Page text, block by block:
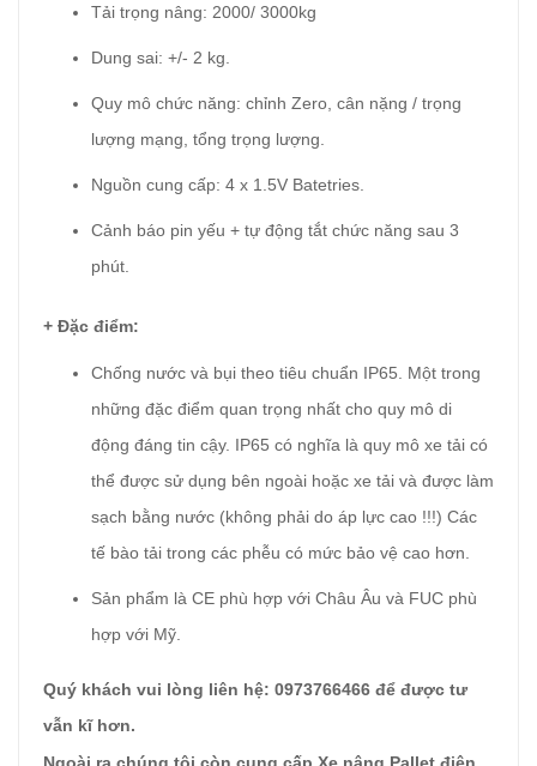
Tải trọng nâng: 2000/ 3000kg
Dung sai: +/- 2 kg.
Quy mô chức năng: chỉnh Zero, cân nặng / trọng
lượng mạng, tổng trọng lượng.
Nguồn cung cấp: 4 x 1.5V Batetries.
Cảnh báo pin yếu + tự động tắt chức năng sau 3
phút.
+ Đặc điểm:
Chống nước và bụi theo tiêu chuẩn IP65. Một trong
những đặc điểm quan trọng nhất cho quy mô di
động đáng tin cậy. IP65 có nghĩa là quy mô xe tải có
thể được sử dụng bên ngoài hoặc xe tải và được làm
sạch bằng nước (không phải do áp lực cao !!!) Các
tế bào tải trong các phễu có mức bảo vệ cao hơn.
Sản phẩm là CE phù hợp với Châu Âu và FUC phù
hợp với Mỹ.
Quý khách vui lòng liên hệ: 0973766466 để được tư
vẫn kĩ hơn.
Ngoài ra chúng tôi còn cung cấp Xe nâng Pallet điện